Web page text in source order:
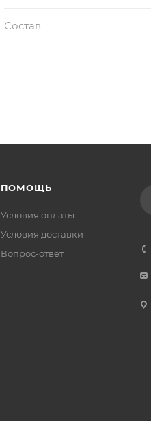
Состав
ПОМОЩЬ
Условия оплаты
Условия доставки
Вопрос-ответ